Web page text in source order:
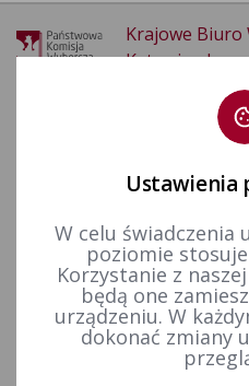
Krajowe Biuro
Katowicach
Wybory do Sejmu i do Senatu
Ustawienia
W celu świadczenia
poziomie
Korzystanie z
będą one
urządzeniu. W
dokonać zmiany